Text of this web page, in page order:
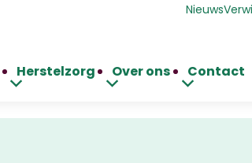
Herstelzorg Over ons Contact
Nieuws